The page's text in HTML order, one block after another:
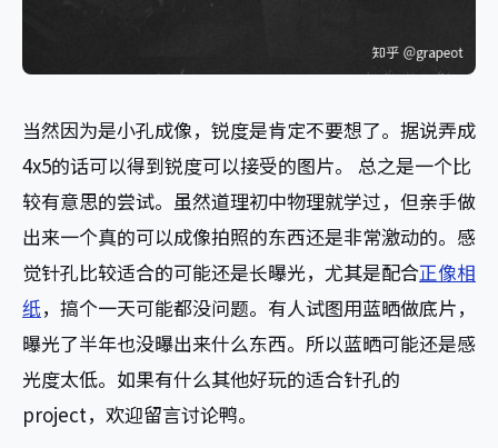
当然因为是小孔成像，锐度是肯定不要想了。据说弄成
4x5的话可以得到锐度可以接受的图片。 总之是一个比
较有意思的尝试。虽然道理初中物理就学过，但亲手做
出来一个真的可以成像拍照的东西还是非常激动的。感
觉针孔比较适合的可能还是长曝光，尤其是配合正像相
纸，搞个一天可能都没问题。有人试图用蓝晒做底片，
曝光了半年也没曝出来什么东西。所以蓝晒可能还是感
光度太低。如果有什么其他好玩的适合针孔的
project，欢迎留言讨论鸭。